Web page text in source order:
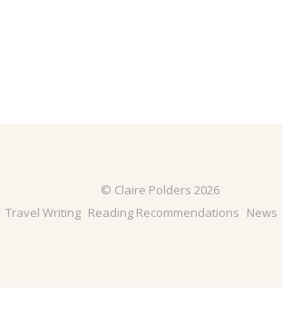
© Claire Polders 2026
Travel Writing Reading Recommendations News